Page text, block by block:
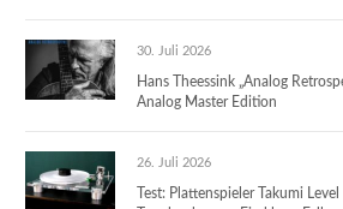
30. Juli 2026
Hans Theessink „Analog
Analog Master Edition
26. Juli 2026
Test: Plattenspieler Takumi